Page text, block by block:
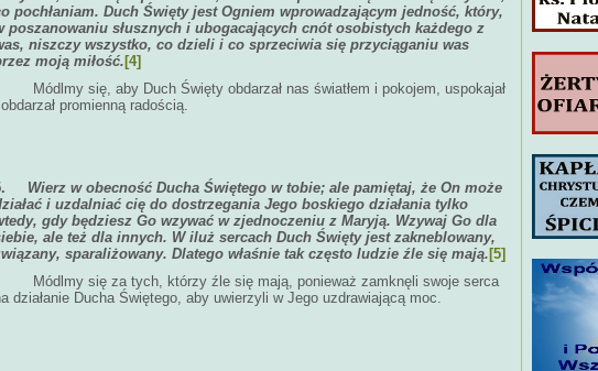
pochłaniam. Duch Święty jest Ogniem wprowadzającym jedność, który,
poszanowaniu słusznych i ubogacających cnót osobistych każdego z
niszczy wszystko, co dzieli i co sprzeciwia się przyciąganiu was
moją miłość. [4]
Módlmy się, aby Duch Święty obdarzał nas światłem i pokojem, uspokajał
promienną radością.
Wierz w obecność Ducha Świętego w tobie; ale pamiętaj, że On może
i uzdalniać cię do dostrzegania Jego boskiego działania tylko
gdy będziesz Go wzywać w zjednoczeniu z Maryją. Wzywaj Go dla
ale też dla innych. W iluż sercach Duch Święty jest zakneblowany,
sparaliżowany. Dlatego właśnie tak często ludzie źle się mają. [5]
się za tych, którzy źle się mają, ponieważ zamknęli swoje serca
działanie Ducha Świętego, aby uwierzyli w Jego uzdrawiającą moc.